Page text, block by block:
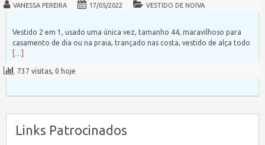
VANESSA PEREIRA 17/05/2022 VESTIDO DE NOIVA
Vestido 2 em 1, usado uma única vez, tamanho 44, maravilhoso para
casamento de dia ou na praia, trançado nas costa, vestido de alça todo
[…]
737 visitas, 0 hoje
Links Patrocinados